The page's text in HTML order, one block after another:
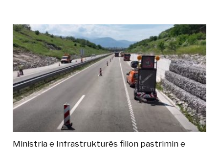
Ministria e Infrastrukturës fillon pastrimin e